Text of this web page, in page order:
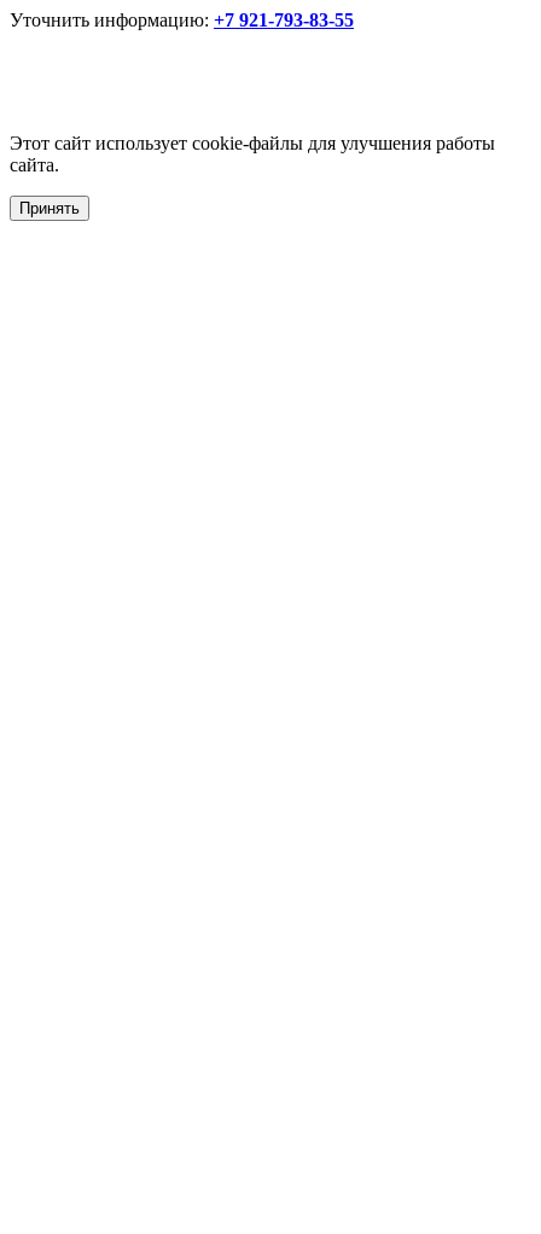
Уточнить информацию: +7 921-793-83-55
Этот сайт использует cookie-файлы для улучшения работы
сайта.
Принять